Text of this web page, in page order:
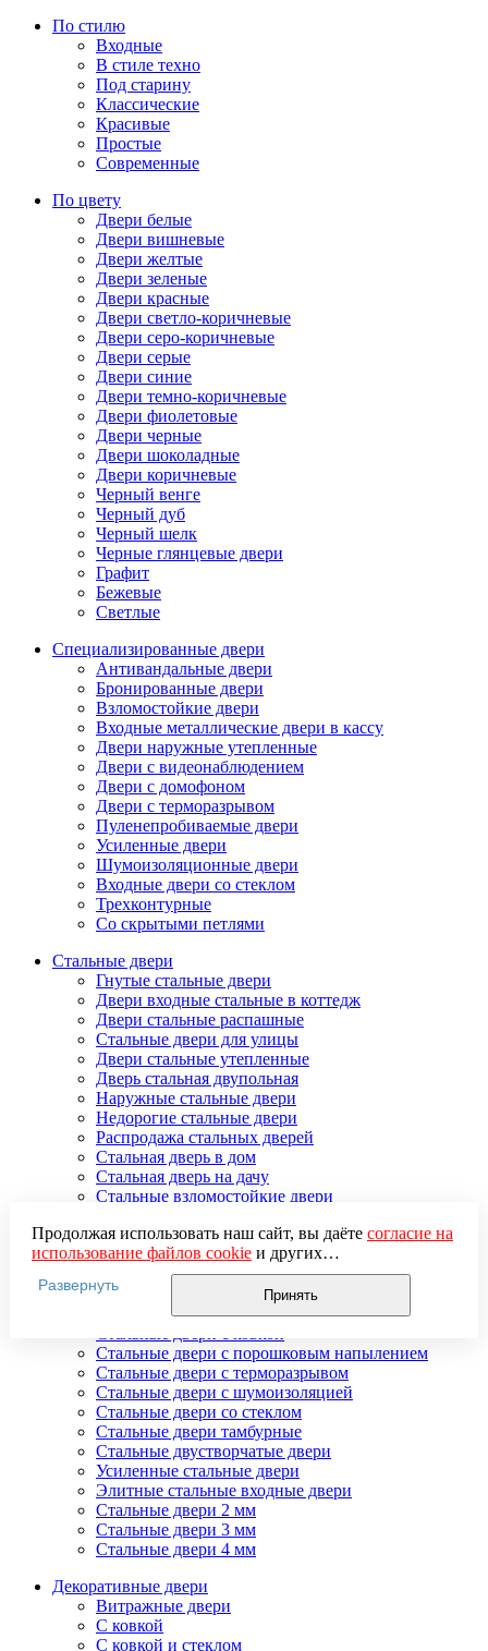
По стилю
Входные
В стиле техно
Под старину
Классические
Красивые
Простые
Современные
По цвету
Двери белые
Двери вишневые
Двери желтые
Двери зеленые
Двери красные
Двери светло-коричневые
Двери серо-коричневые
Двери серые
Двери синие
Двери темно-коричневые
Двери фиолетовые
Двери черные
Двери шоколадные
Двери коричневые
Черный венге
Черный дуб
Черный шелк
Черные глянцевые двери
Графит
Бежевые
Светлые
Специализированные двери
Антивандальные двери
Бронированные двери
Взломостойкие двери
Входные металлические двери в кассу
Двери наружные утепленные
Двери с видеонаблюдением
Двери с домофоном
Двери с терморазрывом
Пуленепробиваемые двери
Усиленные двери
Шумоизоляционные двери
Входные двери со стеклом
Трехконтурные
Со скрытыми петлями
Стальные двери
Гнутые стальные двери
Двери входные стальные в коттедж
Двери стальные распашные
Стальные двери для улицы
Двери стальные утепленные
Дверь стальная двупольная
Наружные стальные двери
Недорогие стальные двери
Распродажа стальных дверей
Стальная дверь в дом
Стальная дверь на дачу
Стальные взломостойкие двери
Стальные двери в подъезд
Стальные двери внутреннего открывания
Стальные двери массив
Стальные двери мдф
Стальные двери с зеркалом
Стальные двери с порошковым напылением
Стальные двери с терморазрывом
Стальные двери с шумоизоляцией
Стальные двери со стеклом
Стальные двери тамбурные
Стальные двустворчатые двери
Усиленные стальные двери
Элитные стальные входные двери
Стальные двери 2 мм
Стальные двери 3 мм
Стальные двери 4 мм
Декоративные двери
Витражные двери
С ковкой
С ковкой и стеклом
Продолжая использовать наш сайт, вы даёте согласие на
использование файлов cookieи других
пользовательских данных (включая IP-адрес, сведения о
местоположении, устройстве, действиях на сайте и т. п.)
для функционирования сайта, проведения
использования систем аналитики (например,
Яндекс.Метрика), в соответствии с нашей
обработки персональных данных.
Если вы не хотите, чтобы ваши данные обрабатывались,
настройте ограничения в браузере или покиньте сайт.
Развернуть
Принять